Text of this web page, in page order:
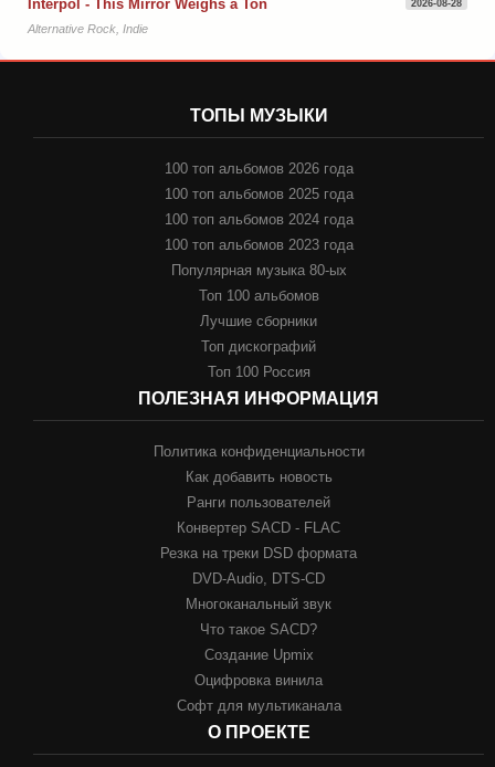
Interpol - This Mirror Weighs a Ton 2026-08-28
Alternative Rock, Indie
ТОПЫ МУЗЫКИ
100 топ альбомов 2026 года
100 топ альбомов 2025 года
100 топ альбомов 2024 года
100 топ альбомов 2023 года
Популярная музыка 80-ых
Топ 100 альбомов
Лучшие сборники
Топ дискографий
Топ 100 Россия
ПОЛЕЗНАЯ ИНФОРМАЦИЯ
Политика конфиденциальности
Как добавить новость
Ранги пользователей
Конвертер SACD - FLAC
Резка на треки DSD формата
DVD-Audio, DTS-CD
Многоканальный звук
Что такое SACD?
Создание Upmix
Оцифровка винила
Софт для мультиканала
О ПРОЕКТЕ